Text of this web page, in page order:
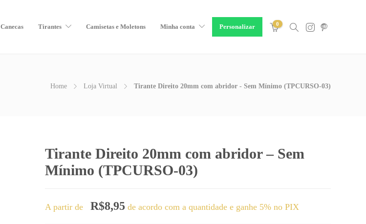
Canecas Tirantes Camisetas e Moletons Minha conta Personalizar 0
Home Loja Virtual Tirante Direito 20mm com abridor - Sem Mínimo (TPCURSO-03)
Tirante Direito 20mm com abridor – Sem
Mínimo (TPCURSO-03)
A partir de R$8,95 de acordo com a quantidade e ganhe 5% no PIX